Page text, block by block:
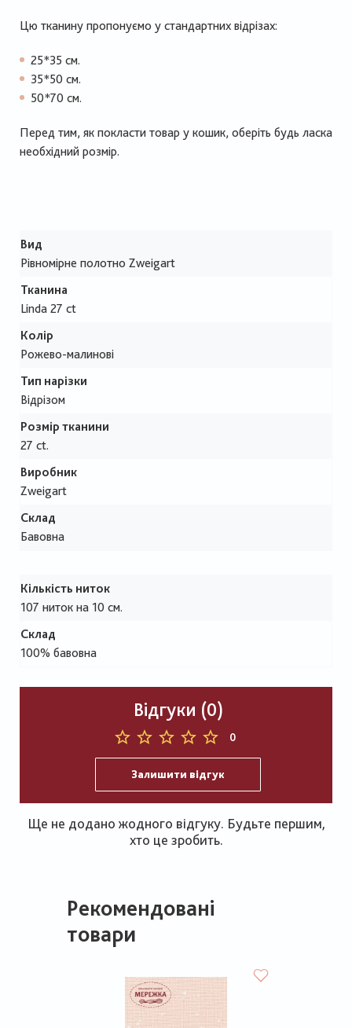
Цю тканину пропонуємо у стандартних відрізах:
25*35 см.
35*50 см.
50*70 см.
Перед тим, як покласти товар у кошик, оберіть будь ласка
необхідний розмір.
Вид
Рівномірне полотно Zweigart
Тканина
Linda 27 ct
Колір
Рожево-малинові
Тип нарізки
Відрізом
Розмір тканини
27 ct.
Виробник
Zweigart
Склад
Бавовна
Кількість ниток
107 ниток на 10 см.
Склад
100% бавовна
Відгуки (0)
0
Залишити відгук
Ще не додано жодного відгуку. Будьте першим,
хто це зробить.
Рекомендовані
товари